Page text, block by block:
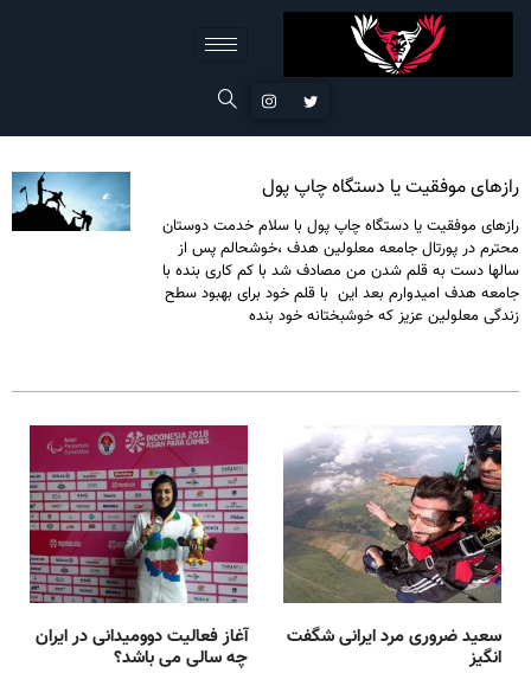
رازهای موفقیت یا دستگاه چاپ پول
رازهای موفقیت یا دستگاه چاپ پول با سلام خدمت دوستان
محترم در پورتال جامعه معلولین هدف ،خوشحالم پس از
سالها دست به قلم شدن من مصادف شد با کم کاری بنده با
جامعه هدف امیدوارم بعد این با قلم خود برای بهبود سطح
زندگی معلولین عزیز که خوشبختانه خود بنده
آغاز فعالیت دوومیدانی در ایران
چه سالی می باشد؟
سعید ضروری مرد ایرانی شگفت
انگیز